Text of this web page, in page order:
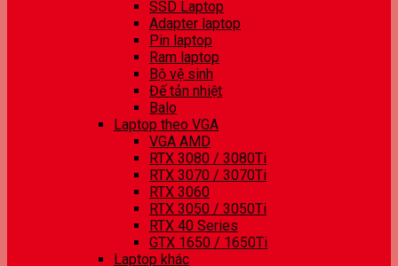
SSD Laptop
Adapter laptop
Pin laptop
Ram laptop
Bộ vệ sinh
Đế tản nhiệt
Balo
Laptop theo VGA
VGA AMD
RTX 3080 / 3080Ti
RTX 3070 / 3070Ti
RTX 3060
RTX 3050 / 3050Ti
RTX 40 Series
GTX 1650 / 1650Ti
Laptop khác